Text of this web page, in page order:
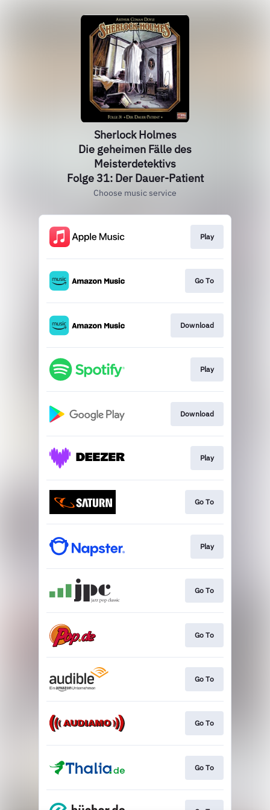
Sherlock Holmes
Die geheimen Fälle des
Meisterdetektivs
Folge 31: Der Dauer-Patient
Choose music service
Play
Go To
Download
Play
Download
Play
Go To
Play
Go To
Go To
Go To
Go To
Go To